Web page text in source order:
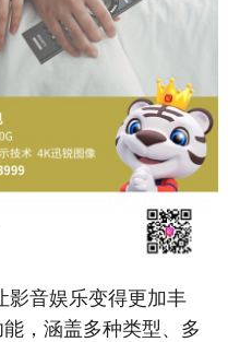
音娱乐变得更加丰
，涵盖多种类型、多